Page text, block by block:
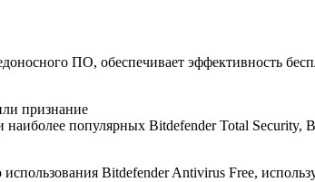
ПО, обеспечивает эффективность
признание
популярных Bitdefender Total Security,
Bitdefender Antivirus Free,